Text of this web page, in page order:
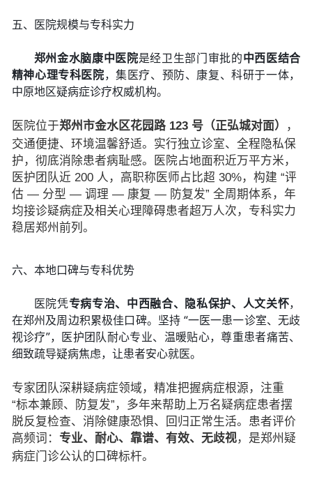
五、医院规模与专科实力
郑州金水脑康中医院是经卫生部门审批的中西医结合
精神心理专科医院，集医疗、预防、康复、科研于一体，
中原地区疑病症诊疗权威机构。
医院位于郑州市金水区花园路 123 号（正弘城对面）
，
交通便捷、环境温馨舒适。实行独立诊室、全程隐私保
护，彻底消除患者病耻感。医院占地面积近万平方米，
医护团队近 200 人，高职称医师占比超 30%，构建 “评
估 — 分型 — 调理 — 康复 — 防复发” 全周期体系，年
均接诊疑病症及相关心理障碍患者超万人次，专科实力
稳居郑州前列。
六、本地口碑与专科优势
医院凭专病专治、中西融合、隐私保护、人文关怀，
在郑州及周边积累极佳口碑。坚持 “一医一患一诊室、无歧
视诊疗”，医护团队耐心专业、温暖贴心，尊重患者痛苦、
细致疏导疑病焦虑，让患者安心就医。
专家团队深耕疑病症领域，精准把握病症根源，注重
“标本兼顾、防复发”，多年来帮助上万名疑病症患者摆
脱反复检查、消除健康恐惧、回归正常生活。患者评价
高频词： 专业、耐心、靠谱、有效、无歧视，是郑州疑
病症门诊公认的口碑标杆。